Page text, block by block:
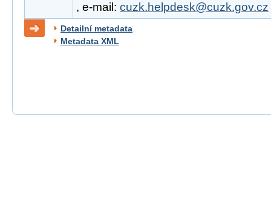
, e-mail: cuzk.helpdesk@cuzk.gov.cz
Detailní metadata
Metadata XML